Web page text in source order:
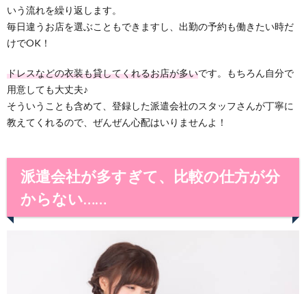
いう流れを繰り返します。
毎日違うお店を選ぶこともできますし、出勤の予約も働きたい時だ
けでOK！
ドレスなどの衣装も貸してくれるお店が多いです。もちろん自分で
用意しても大丈夫♪
そういうことも含めて、登録した派遣会社のスタッフさんが丁寧に
教えてくれるので、ぜんぜん心配はいりませんよ！
派遣会社が多すぎて、比較の仕方が分
からない……